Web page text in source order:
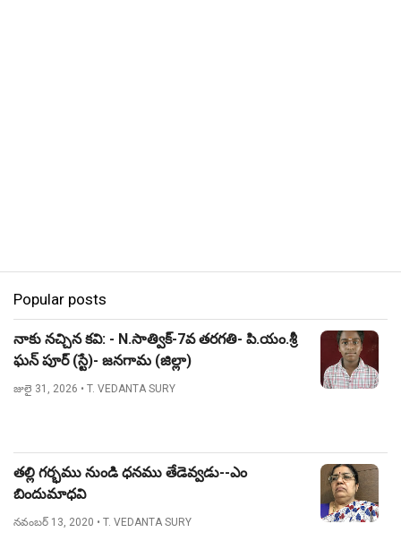
Popular posts
నాకు నచ్చిన కవి: - N.సాత్విక్-7వ తరగతి- పి.యం.శ్రీ
ఘన్ పూర్ (స్టే)- జనగామ (జిల్లా)
జులై 31, 2026 • T. VEDANTA SURY
తల్లి గర్భము నుండి ధనము తేడెవ్వడు--ఎం
బిందుమాధవి
నవంబర్ 13, 2020 • T. VEDANTA SURY